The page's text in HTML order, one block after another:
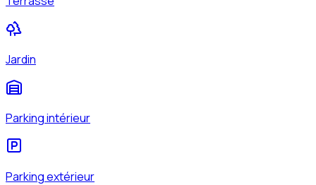
Jardin
Parking intérieur
Parking extérieur